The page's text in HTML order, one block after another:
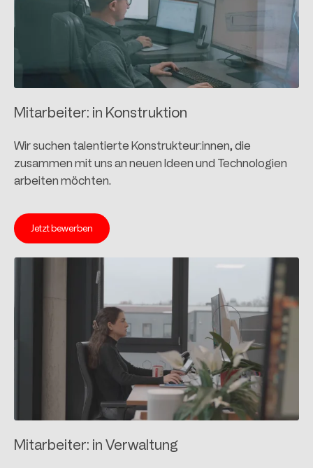
Mitarbeiter: in Konstruktion
Wir suchen talentierte Konstrukteur:innen, die
zusammen mit uns an neuen Ideen und Technologien
arbeiten möchten.
Jetzt bewerben
Mitarbeiter: in Verwaltung